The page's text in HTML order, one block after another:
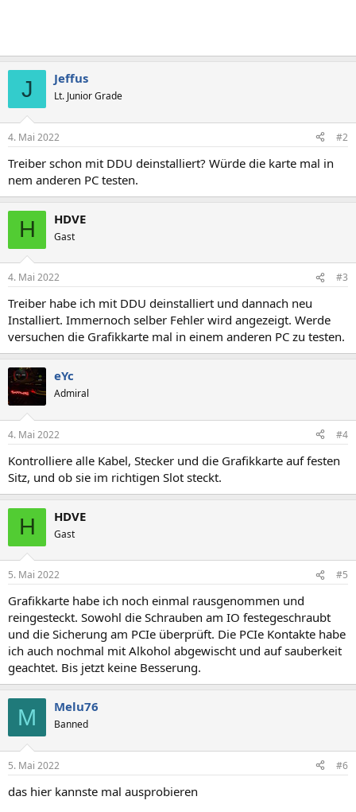
J Jeffus
Lt. Junior Grade
4. Mai 2022 #2
Treiber schon mit DDU deinstalliert? Würde die karte mal in
nem anderen PC testen.
H HDVE
Gast
4. Mai 2022 #3
Treiber habe ich mit DDU deinstalliert und dannach neu
Installiert. Immernoch selber Fehler wird angezeigt. Werde
versuchen die Grafikkarte mal in einem anderen PC zu testen.
eYc
Admiral
4. Mai 2022 #4
Kontrolliere alle Kabel, Stecker und die Grafikkarte auf festen
Sitz, und ob sie im richtigen Slot steckt.
H HDVE
Gast
5. Mai 2022 #5
Grafikkarte habe ich noch einmal rausgenommen und
reingesteckt. Sowohl die Schrauben am IO festegeschraubt
und die Sicherung am PCIe überprüft. Die PCIe Kontakte habe
ich auch nochmal mit Alkohol abgewischt und auf sauberkeit
geachtet. Bis jetzt keine Besserung.
M Melu76
Banned
5. Mai 2022 #6
das hier kannste mal ausprobieren